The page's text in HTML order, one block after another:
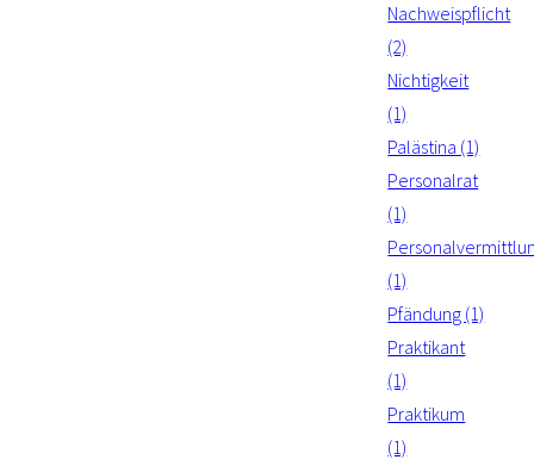
Nachweispflicht
(2)
Nichtigkeit
(1)
Palästina (1)
Personalrat
(1)
(1)
Pfändung (1)
Praktikant
(1)
Praktikum
(1)